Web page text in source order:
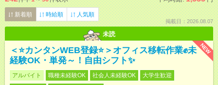
新着順 時給順 人気順
掲載日：2026.08.07
未読
NEW
＜⭐カンタンWEB登録⭐＞オフィス移転作業✊未
経験OK・単発～！自由シフト✨
アルバイト 職種未経験OK 社会人未経験OK
大学生歓迎